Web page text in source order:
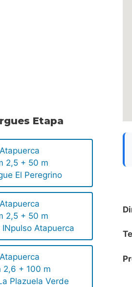
Etapa
Atapuerca
2,5 + 50 m
El Peregrino
Atapuerca
2,5 + 50 m
Atapuerca
Atapuerca
2,6 + 100 m
Plazuela Verde